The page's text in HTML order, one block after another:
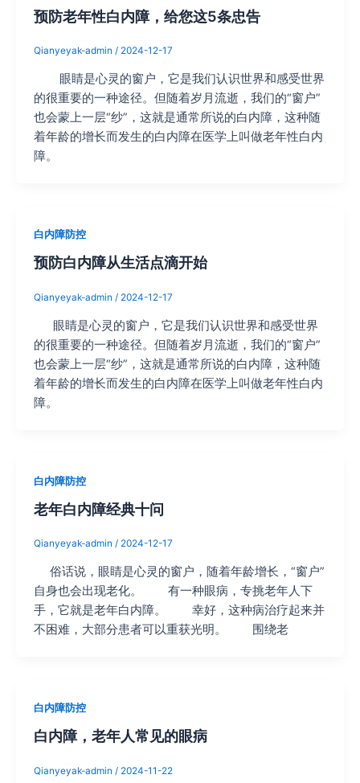
预防老年性白内障，给您这5条忠告
Qianyeyak-admin / 2024-12-17
眼睛是心灵的窗户，它是我们认识世界和感受世界
的很重要的一种途径。但随着岁月流逝，我们的“窗户”
也会蒙上一层“纱”，这就是通常所说的白内障，这种随
着年龄的增长而发生的白内障在医学上叫做老年性白内
障。
白内障防控
预防白内障从生活点滴开始
Qianyeyak-admin / 2024-12-17
眼睛是心灵的窗户，它是我们认识世界和感受世界
的很重要的一种途径。但随着岁月流逝，我们的“窗户”
也会蒙上一层“纱”，这就是通常所说的白内障，这种随
着年龄的增长而发生的白内障在医学上叫做老年性白内
障。
白内障防控
老年白内障经典十问
Qianyeyak-admin / 2024-12-17
俗话说，眼睛是心灵的窗户，随着年龄增长，“窗户”
自身也会出现老化。 有一种眼病，专挑老年人下
手，它就是老年白内障。 幸好，这种病治疗起来并
不困难，大部分患者可以重获光明。 围绕老
白内障防控
白内障，老年人常见的眼病
Qianyeyak-admin / 2024-11-22